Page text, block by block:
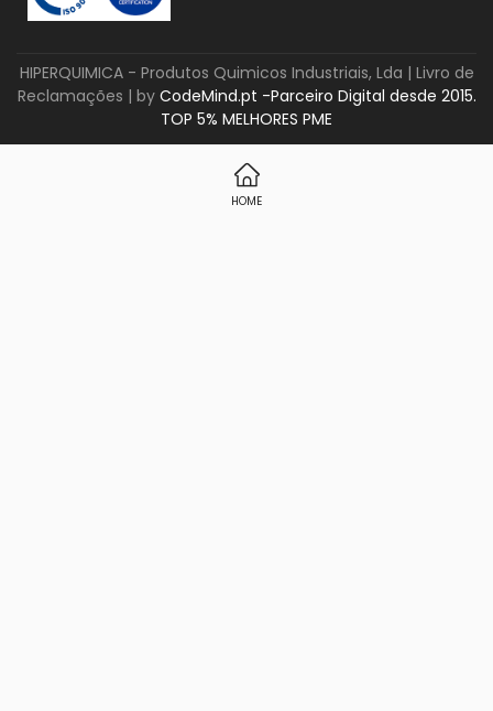
HIPERQUIMICA - Produtos Quimicos Industriais, Lda | Livro de
Reclamações | by CodeMind.pt -Parceiro Digital desde 2015.
TOP 5% MELHORES PME
HOME